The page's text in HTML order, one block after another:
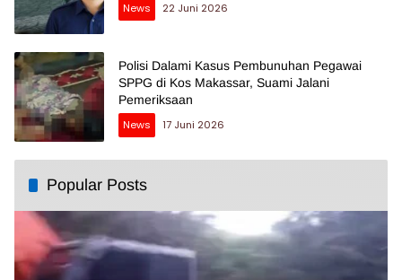
News
22 Juni 2026
Polisi Dalami Kasus Pembunuhan Pegawai
SPPG di Kos Makassar, Suami Jalani
Pemeriksaan
News
17 Juni 2026
Popular Posts